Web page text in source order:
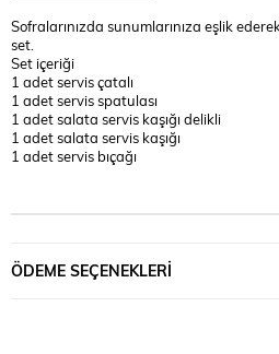
Sofralarınızda sunumlarınıza eşlik
set.
Set içeriği
1 adet servis çatalı
1 adet servis spatulası
1 adet salata servis kaşığı delikli
1 adet salata servis kaşığı
1 adet servis bıçağı
ÖDEME SEÇENEKLERI